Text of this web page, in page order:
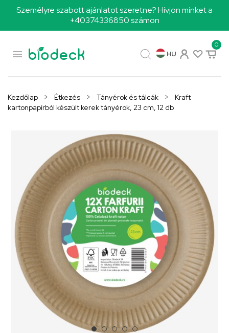
Személyre szabott ajánlatot szeretne? Hívjon minket a
+40374336850 számon

0
HU
Kezdőlap Étkezés Tányérok és tálcák
Kraft
kartonpapírból készült kerek tányérok, 23 cm, 12 db